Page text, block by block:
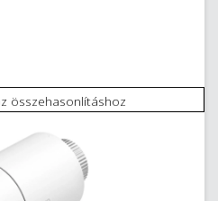
összehasonlításhoz